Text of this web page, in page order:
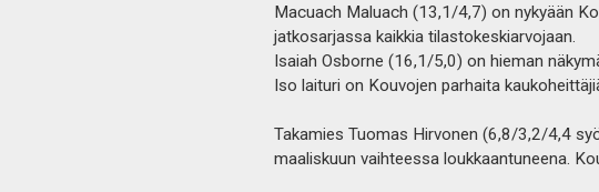
Macuach Maluach (13,1/4,7) on nykyään
jatkosarjassa kaikkia tilastokeskiarvojaan.
Isaiah Osborne (16,1/5,0) on hieman
Iso laituri on Kouvojen parhaita
Takamies Tuomas Hirvonen (6,8/3,2/4,4
maaliskuun vaihteessa loukkaantuneena.